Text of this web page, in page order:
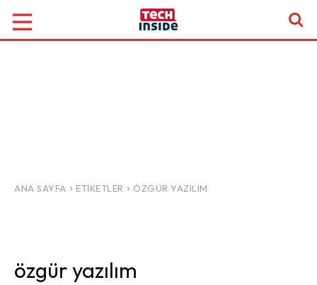
ANA SAYFA ETIKETLER ÖZGÜR YAZILIM
özgür yazılım